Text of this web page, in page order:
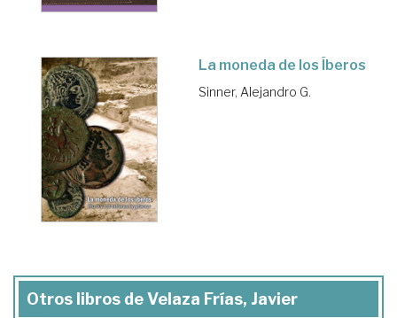
La moneda de los Íberos
Sinner, Alejandro G.
Otros libros de Velaza Frías, Javier